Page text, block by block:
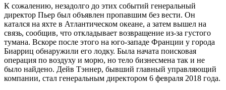
К сожалению, незадолго до этих событий генеральный
директор Пьер был объявлен пропавшим без вести. Он
катался на яхте в Атлантическом океане, а затем вышел на
связь, сообщив, что откладывает возвращение из-за густого
тумана. Вскоре после этого на юго-западе Франции у города
Биарриц обнаружили его лодку. Была начата поисковая
операция по воздуху и морю, но тело бизнесмена так и не
было найдено. Дейв Тэннер, бывший главный управляющий
компании, стал генеральным директором 6 февраля 2018 года.